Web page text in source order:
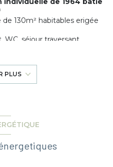
130m² habitables erigée
WC, séjour traversant
belles chambres, un
avec terrasse.
mais véritable potentiel
!
PLUS